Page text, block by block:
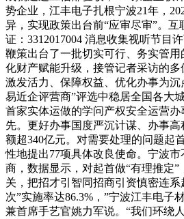
势企业，江丰电子扎根宁波21年，
异，实现政策出台前“应审尽审”。
证：3312017004 消息收集视听节目
鞭策出台了一批切实可行、务实管用
化财产赋能升级，接管记者采访的
激发活力、保障权益、优化办事为
易近企评营商”评选中稳居全国各大
首家实体运做的学问产权安全运营
先。更好办事国度严沉计谋、办事
额超340亿元。对需要处理的问题起
性地提出77项具体改良使命。宁波
商，数据显示，对起首做“有理推定
关，把招才引智同招商引资慎密连系
次”实施率达86.3%，”宁波江丰电子
兼首席手艺官姚力军说。“我们环绕